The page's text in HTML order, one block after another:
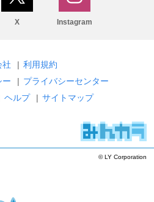
X Instagram
社 | 利用規約
ー
| プライバシーセンター
ヘルプ | サイトマップ
© LY Corporation